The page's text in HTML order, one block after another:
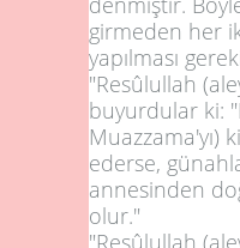
girmeden her
yapılması
"Resûlullah
buyurdular ki:
Muazzama'yı)
ederse,
annesinden
olur."
"Resûlullah